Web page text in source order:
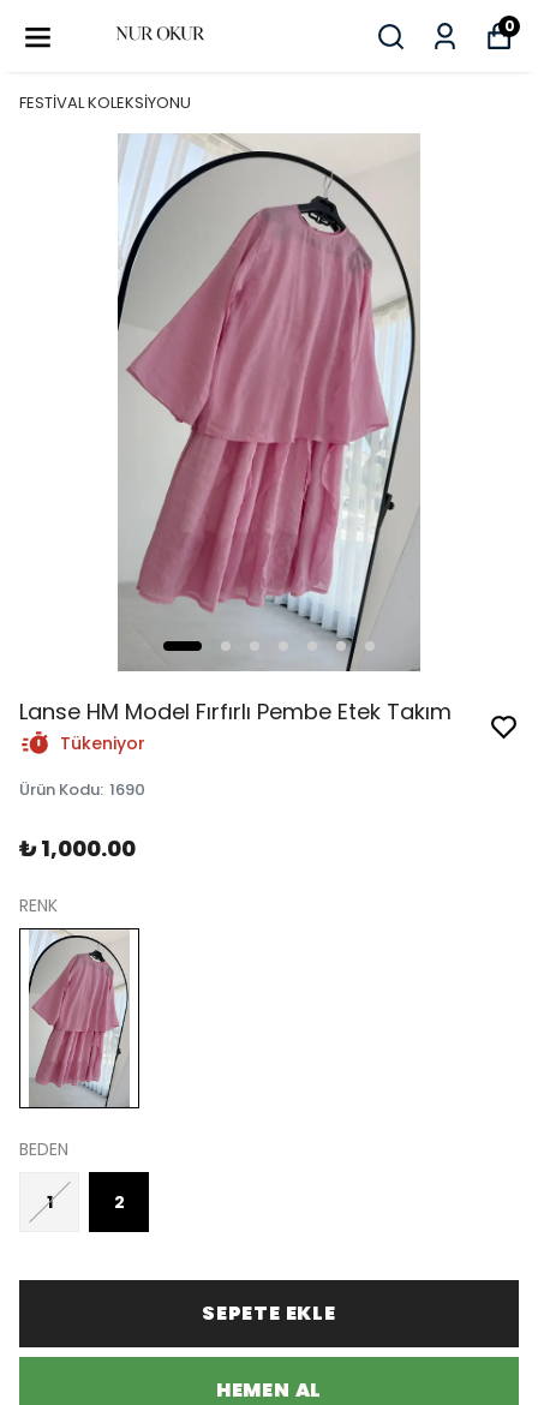
0
FESTİVAL KOLEKSİYONU
Lanse HM Model Fırfırlı Pembe Etek Takım
Tükeniyor
Ürün Kodu: 1690
₺ 1,000.00
RENK
BEDEN
1 2
SEPETE EKLE
HEMEN AL